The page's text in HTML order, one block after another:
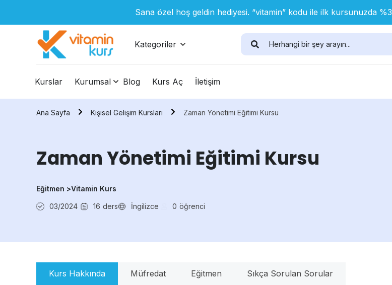
Sana özel hoş geldin hediyesi. “vitamin” kodu ile ilk kursunuzda
Kategoriler
Kurslar Kurumsal Blog Kurs Aç İletişim
Ana Sayfa Kişisel Gelişim Kursları Zaman Yönetimi Eğitimi Kursu
Zaman Yönetimi Eğitimi Kursu
Eğitmen >Vitamin Kurs
03/2024 16 ders İngilizce 0 öğrenci
Kurs Hakkında Müfredat Eğitmen Sıkça Sorulan Sorular